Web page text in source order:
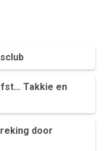
Takkie en
door